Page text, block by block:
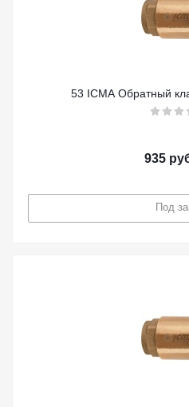
53 ICMA Обратный
935
Под